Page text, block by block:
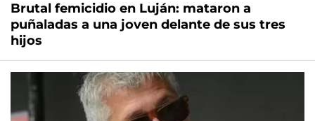
Brutal femicidio en Luján: mataron a
puñaladas a una joven delante de sus tres
hijos